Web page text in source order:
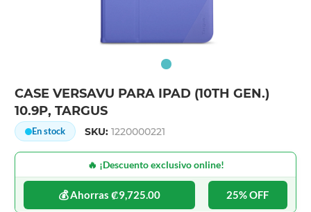
CASE VERSAVU PARA IPAD (10TH GEN.)
10.9P, TARGUS
En stock SKU:1220000221
🔥 ¡Descuento exclusivo online!
💰 Ahorras ₡9,725.00 25% OFF